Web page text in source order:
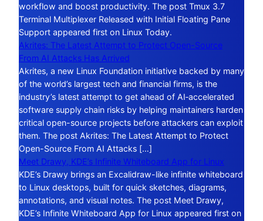
workflow and boost productivity. The post Tmux 3.7
Terminal Multiplexer Released with Initial Floating Pane
Support appeared first on Linux Today.
Akrites: The Latest Attempt to Protect Open-Source
From AI Attacks Has Arrived
Akrites, a new Linux Foundation initiative backed by many
of the world’s largest tech and financial firms, is the
industry’s latest attempt to get ahead of AI‑accelerated
software supply chain risks by helping maintainers harden
critical open-source projects before attackers can exploit
them. The post Akrites: The Latest Attempt to Protect
Open-Source From AI Attacks […]
Meet Drawy, KDE’s Infinite Whiteboard App for Linux
KDE’s Drawy brings an Excalidraw-like infinite whiteboard
to Linux desktops, built for quick sketches, diagrams,
annotations, and visual notes. The post Meet Drawy,
KDE’s Infinite Whiteboard App for Linux appeared first on